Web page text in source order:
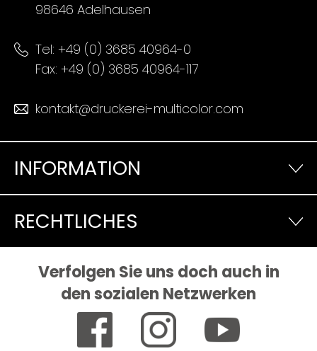
98646 Adelhausen
Tel: +49 (0) 3685 40964-0
Fax: +49 (0) 3685 40964-117
kontakt@druckerei-multicolor.com
INFORMATION
RECHTLICHES
Verfolgen Sie uns doch auch in
den sozialen Netzwerken